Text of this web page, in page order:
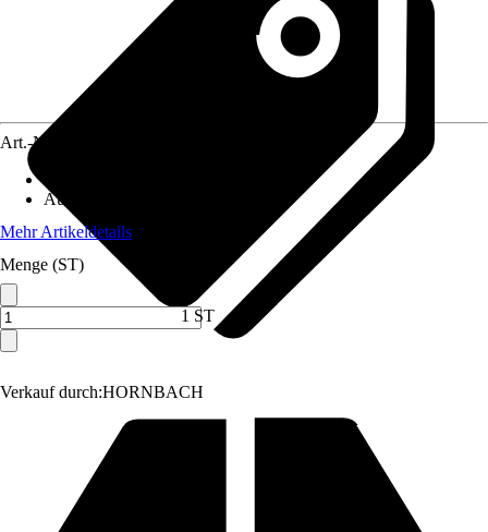
Verkauf durch:HORNBACH
Art.-Nr.
Ausführung
Mehr Artikeldetails
Menge (ST)
1 ST